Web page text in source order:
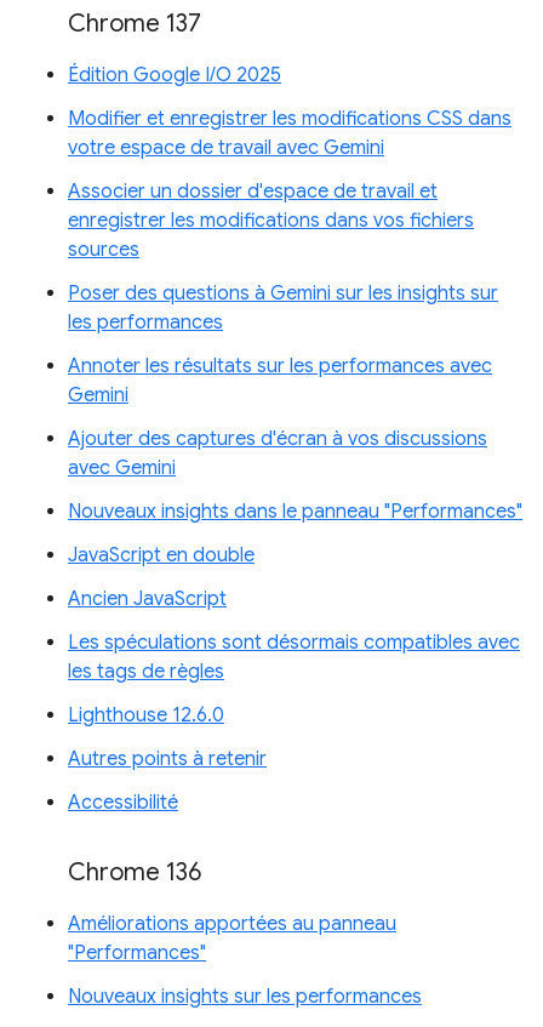
Chrome 137
Édition Google I/O 2025
Modifier et enregistrer les modifications CSS dans
votre espace de travail avec Gemini
Associer un dossier d'espace de travail et
enregistrer les modifications dans vos fichiers
sources
Poser des questions à Gemini sur les insights sur
les performances
Annoter les résultats sur les performances avec
Gemini
Ajouter des captures d'écran à vos discussions
avec Gemini
Nouveaux insights dans le panneau "Performances"
JavaScript en double
Ancien JavaScript
Les spéculations sont désormais compatibles avec
les tags de règles
Lighthouse 12.6.0
Autres points à retenir
Accessibilité
Chrome 136
Améliorations apportées au panneau
"Performances"
Nouveaux insights sur les performances